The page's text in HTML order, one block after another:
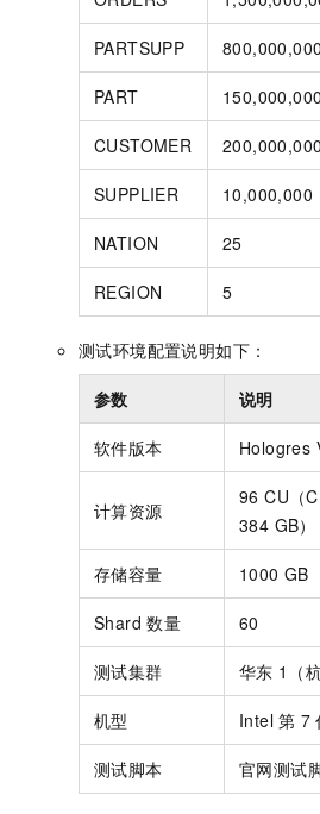
PARTSUPP 800,000,000
PART 150,000,000
CUSTOMER 200,000,000
SUPPLIER 10,000,000
NATION 25
REGION 5
测试环境配置说明如下：
参数 说明
软件版本 Hologres
计算资源
96 CU（
384 GB）
存储容量 1000 GB
Shard 数量 60
测试集群 华东 1（
机型 Intel 第 7
测试脚本 官网测试